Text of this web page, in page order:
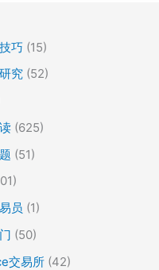
巧 (15)
究 (52)
(625)
(51)
员 (1)
(50)
交易所 (42)